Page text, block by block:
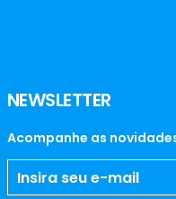
NEWSLETTER
Acompanhe as